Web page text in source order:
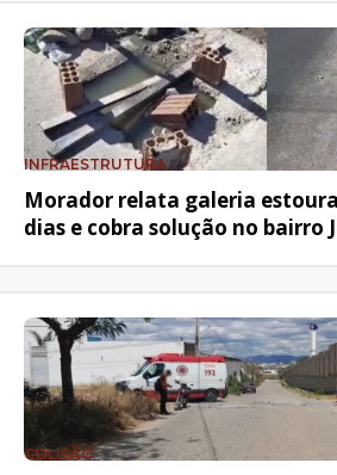
INFRAESTRUTURA
Morador relata galeria
dias e cobra solução no bairro
COLISÃO